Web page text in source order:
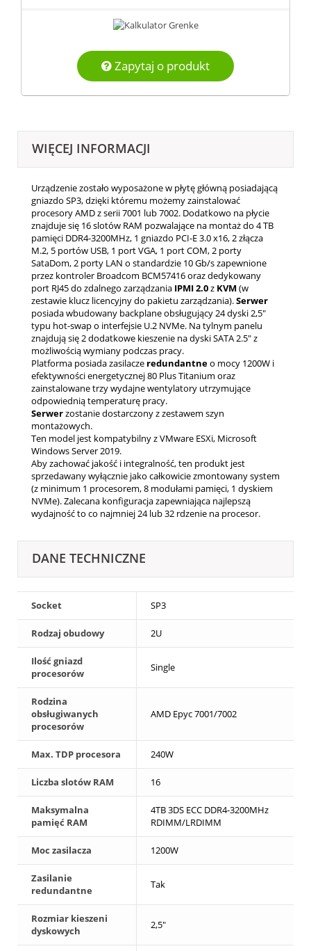
Zapytaj o produkt
WIĘCEJ INFORMACJI
Urządzenie zostało wyposażone w płytę główną posiadającą
gniazdo SP3, dzięki któremu możemy zainstalować
procesory AMD z serii 7001 lub 7002. Dodatkowo na płycie
znajduje się 16 slotów RAM pozwalające na montaż do 4 TB
pamięci DDR4-3200MHz, 1 gniazdo PCI-E 3.0 x16, 2 złącza
M.2, 5 portów USB, 1 port VGA, 1 port COM, 2 porty
SataDom, 2 porty LAN o standardzie 10 Gb/s zapewnione
przez kontroler Broadcom BCM57416 oraz dedykowany
port RJ45 do zdalnego zarządzania IPMI 2.0z KVM(w
zestawie klucz licencyjny do pakietu zarządzania).Serwer
posiada wbudowany backplane obsługujący 24 dyski 2,5"
typu hot-swapo interfejsie U.2 NVMe. Na tylnym panelu
znajdują się 2 dodatkowe kieszenie na dyski SATA 2.5" z
możliwością wymiany podczas pracy.
Platforma posiada zasilacze redundantneo mocy 1200W i
efektywności energetycznej 80 Plus Titanium oraz
zainstalowane trzy wydajne wentylatory utrzymujące
odpowiednią temperaturę pracy.
Serwerzostanie dostarczony z zestawem szyn
montażowych.
Ten model jest kompatybilny z VMware ESXi, Microsoft
Windows Server 2019.
Aby zachować jakość i integralność, ten produkt jest
sprzedawany wyłącznie jako całkowicie zmontowany system
(z minimum 1 procesorem, 8 modułami pamięci, 1 dyskiem
NVMe). Zalecana konfiguracja zapewniająca najlepszą
wydajność to co najmniej 24 lub 32 rdzenie na procesor.
DANE TECHNICZNE
Socket SP3
Rodzaj obudowy 2U
Ilość gniazd
procesorów
Single
Rodzina
obsługiwanych
procesorów
AMD Epyc 7001/7002
Max. TDP procesora 240W
Liczba slotów RAM 16
Maksymalna
pamięć RAM
4TB 3DS ECC DDR4-3200MHz
RDIMM/LRDIMM
Moc zasilacza 1200W
Zasilanie
redundantne
Tak
Rozmiar kieszeni
dyskowych
2,5"